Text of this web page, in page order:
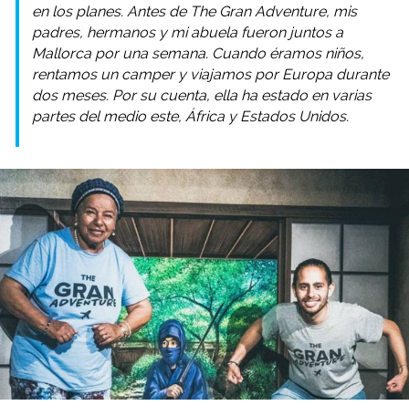
en los planes. Antes de The Gran Adventure, mis
padres, hermanos y mi abuela fueron juntos a
Mallorca por una semana. Cuando éramos niños,
rentamos un camper y viajamos por Europa durante
dos meses. Por su cuenta, ella ha estado en varias
partes del medio este, África y Estados Unidos.